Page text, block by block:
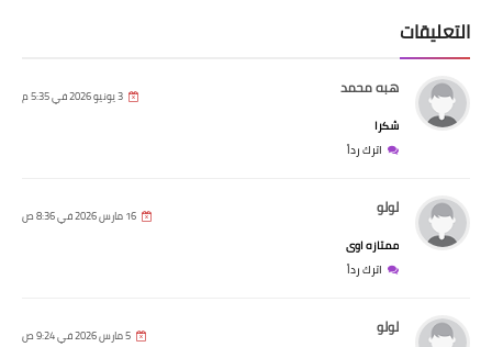
التعليقات
هبه محمد 3 يونيو 2026 في 5:35 م
شكرا
اترك رداً
لولو 16 مارس 2026 في 8:36 ص
ممتازه اوى
اترك رداً
لولو 5 مارس 2026 في 9:24 ص